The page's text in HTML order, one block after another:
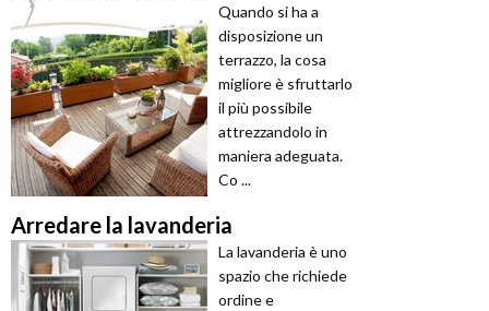
Quando si ha a
disposizione un
terrazzo, la cosa
migliore è sfruttarlo
il più possibile
attrezzandolo in
maniera adeguata.
Co ...
Arredare la lavanderia
La lavanderia è uno
spazio che richiede
ordine e